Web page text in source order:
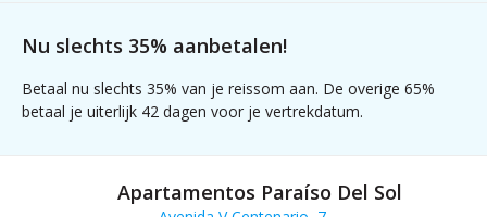
Nu slechts 35% aanbetalen!
Betaal nu slechts 35% van je reissom aan. De overige 65%
betaal je uiterlijk 42 dagen voor je vertrekdatum.
Apartamentos Paraíso Del Sol